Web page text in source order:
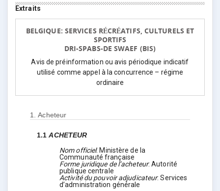
Extraits
BELGIQUE: SERVICES RÉCRÉATIFS, CULTURELS ET
SPORTIFS
DRI-SPABS-DE SWAEF (BIS)
Avis de préinformation ou avis périodique indicatif
utilisé comme appel à la concurrence – régime
ordinaire
1.Acheteur
1.1ACHETEUR
Nom officiel: Ministère de la
Communauté française
Forme juridique de l’acheteur:Autorité
publique centrale
Activité du pouvoir adjudicateur:Services
d’administration générale